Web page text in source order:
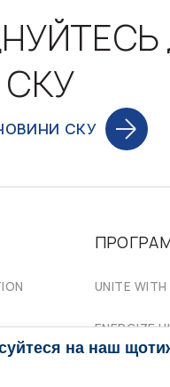
СКУ
UNITE WITH
ENERGIZE
на наш